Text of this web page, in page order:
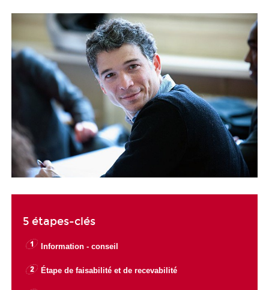
5 étapes-clés
Information - conseil
Étape de faisabilité et de recevabilité